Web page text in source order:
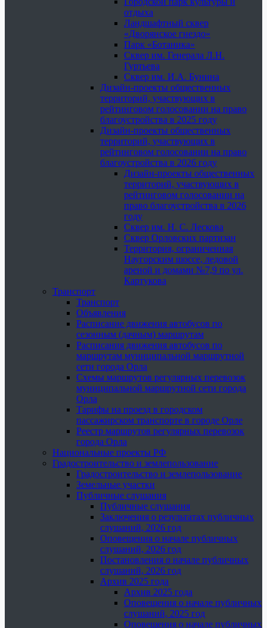
отдыха
Ландшафтный сквер
«Дворянское гнездо»
Парк «Ботаника»
Сквер им. Генерала Л.Н.
Гуртьева
Сквер им. И.А. Бунина
Дизайн-проекты общественных
территорий, участвующих в
рейтинговом голосовании на право
благоустройства в 2025 году
Дизайн-проекты общественных
территорий, участвующих в
рейтинговом голосовании на право
благоустройства в 2026 году
Дизайн-проекты общественных
территорий, участвующих в
рейтинговом голосовании на
право благоустройства в 2026
году
Сквер им. Н. С. Лескова
Сквер Орловских партизан
Территория, ограниченная
Наугорским шоссе, ледовой
ареной и домами №7,9 по ул.
Картукова
Транспорт
Транспорт
Объявления
Расписание движения автобусов по
сезонным (дачным) маршрутам
Расписания движения автобусов по
маршрутам муниципальной маршрутной
сети города Орла
Схемы маршрутов регулярных перевозок
муниципальной маршрутной сети города
Орла
Тарифы на проезд в городском
пассажирском транспорте в городе Орле
Реестр маршрутов регулярных перевозок
города Орла
Национальные проекты РФ
Градостроительство и землепользование
Градостроительство и землепользование
Земельные участки
Публичные слушания
Публичные слушания
Заключения о результатах публичных
слушаний, 2026 год
Оповещения о начале публичных
слушаний, 2026 год
Постановления о начале публичных
слушаний, 2026 год
Архив 2025 года
Архив 2025 года
Оповещения о начале публичных
слушаний, 2025 год
Оповещения о начале публичных